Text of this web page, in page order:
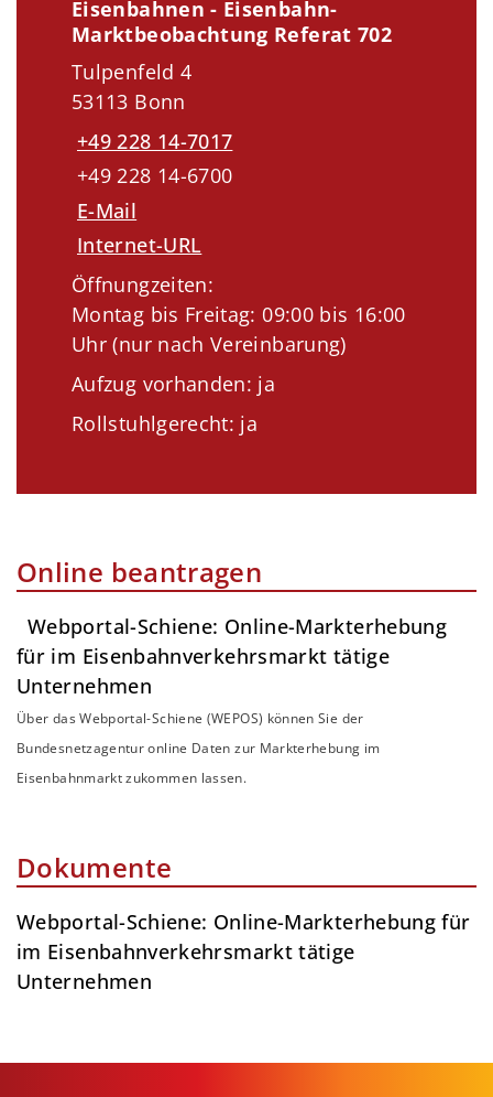
Eisenbahnen - Eisenbahn-
Marktbeobachtung Referat 702
Tulpenfeld 4
53113 Bonn
+49 228 14-7017
+49 228 14-6700
E-Mail
Internet-URL
Öffnungzeiten:
Montag bis Freitag: 09:00 bis 16:00
Uhr (nur nach Vereinbarung)
Aufzug vorhanden: ja
Rollstuhlgerecht: ja
Online beantragen
Webportal-Schiene: Online-Markterhebung
für im Eisenbahnverkehrsmarkt tätige
Unternehmen
Über das Webportal-Schiene (WEPOS) können Sie der
Bundesnetzagentur online Daten zur Markterhebung im
Eisenbahnmarkt zukommen lassen.
Dokumente
Webportal-Schiene: Online-Markterhebung für
im Eisenbahnverkehrsmarkt tätige
Unternehmen